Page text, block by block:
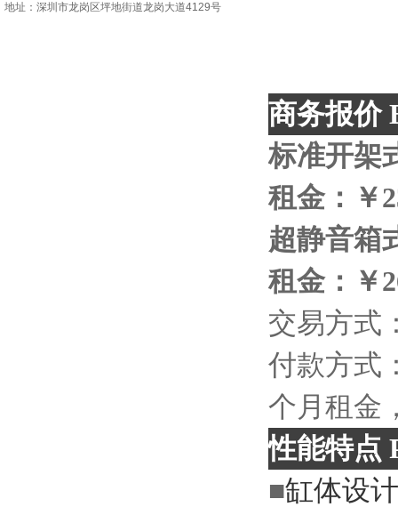
地址：深圳市龙岗区坪地街道龙岗大道4129号
商务报价
标准开架
租金：
超静音箱
租金：
交易方式
付款方式
个月租金
性能特点
■缸体设